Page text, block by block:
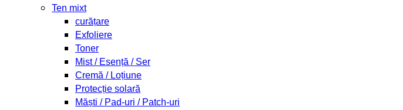
Ten mixt
curățare
Exfoliere
Toner
Mist / Esență / Ser
Cremă / Loțiune
Protecție solară
Măști / Pad-uri / Patch-uri